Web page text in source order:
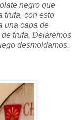
negro que
trufa, con esto
una capa de
trufa. Dejaremos
desmoldamos.